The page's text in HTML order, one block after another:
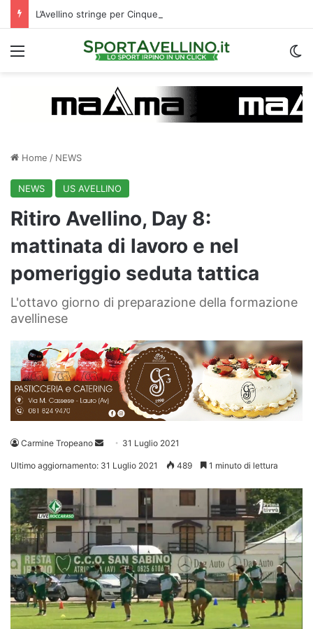
Menu
Home / NEWS
NEWS US AVELLINO
Ritiro Avellino, Day 8:
mattinata di lavoro e nel
pomeriggio seduta tattica
L'ottavo giorno di preparazione della formazione
avellinese
Carmine Tropeano
Invia 31 Luglio 2021
Ultimo aggiornamento: 31 Luglio 2021 489 1 minuto di lettura